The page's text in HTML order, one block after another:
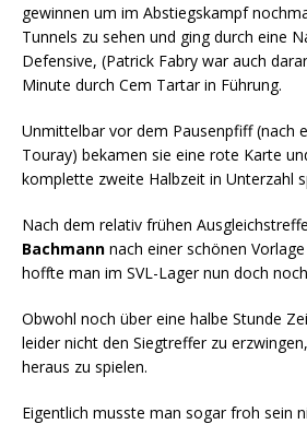
gewinnen um im Abstiegskampf
Tunnels zu sehen und ging durch eine
Defensive, (Patrick Fabry war auch
Minute durch Cem Tartar in Führung.
Unmittelbar vor dem Pausenpfiff (nach
Touray) bekamen sie eine rote Karte
komplette zweite Halbzeit in Unterzahl
Nach dem relativ frühen
Bachmann nach einer schönen
hoffte man im SVL-Lager nun doch
Obwohl noch über eine halbe Stunde
leider nicht den Siegtreffer zu
heraus zu spielen.
Eigentlich musste man sogar froh sein